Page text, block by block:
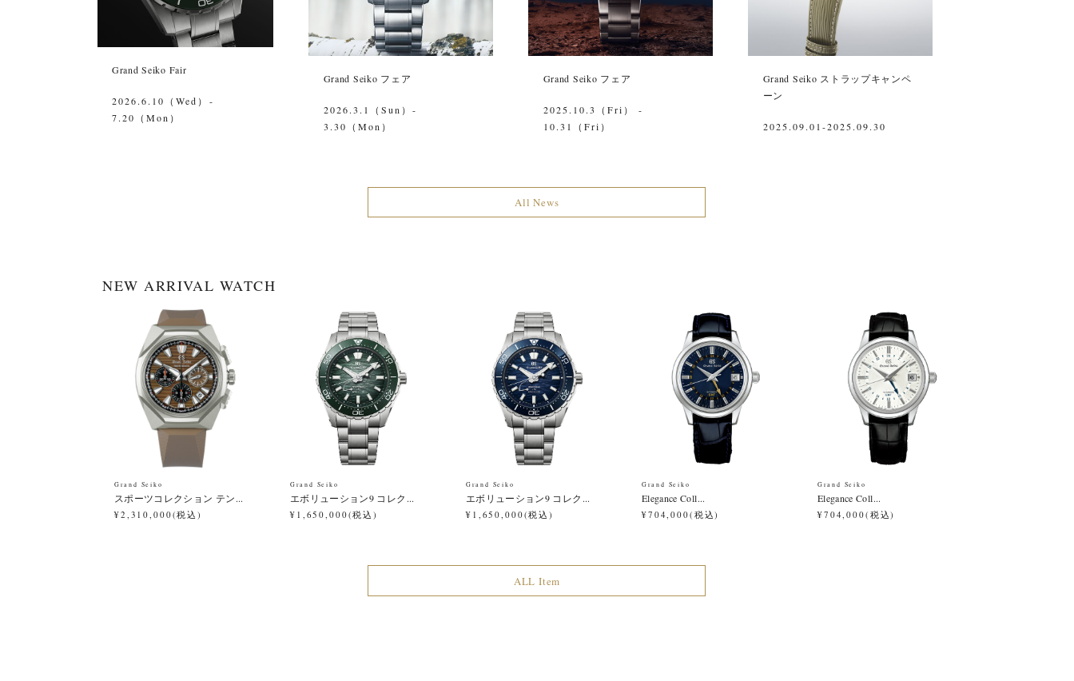
Grand Seiko Fair
2026.6.10（Wed）-
7.20（Mon）
Grand Seiko フェア
2026.3.1（Sun）-
3.30（Mon）
Grand Seiko フェア
2025.10.3（Fri） -
10.31（Fri）
Grand Seiko ストラップキャンペ
ーン
2025.09.01-2025.09.30
All News
NEW ARRIVAL WATCH
Grand Seiko
スポーツコレクション テン...
¥2,310,000(税込)
Grand Seiko
エボリューション9 コレク...
¥1,650,000(税込)
Grand Seiko
エボリューション9 コレク...
¥1,650,000(税込)
Grand Seiko
Elegance Coll...
¥704,000(税込)
Grand Seiko
Elegance Coll...
¥704,000(税込)
ALL Item